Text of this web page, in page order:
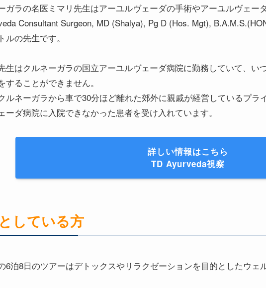
ガラの名医ミマリ先生はアーユルヴェーダの手術やアーユルヴェー
Consultant Surgeon, MD (Shalya), Pg D (Hos. Mgt),
ルの先生です。
生はクルネーガラの国立アーユルヴェーダ病院に勤務していて、い
することができません。
ルネーガラから車で30分ほど離れた郊外に親戚が経営しているプラ
ーダ病院に入院できなかった患者を受け入れています。
詳しい情報はこちら
TD Ayurveda視察
している方
6泊8日のツアーはデトックスやリラクゼーションを目的としたウェ